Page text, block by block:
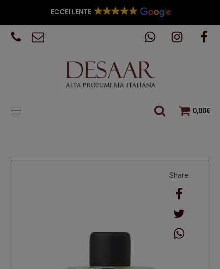
ECCELLENTE
0,00€
Share